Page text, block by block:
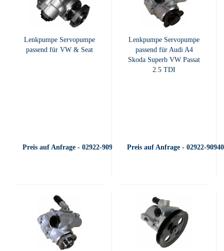
Lenkpumpe Servopumpe
passend für VW & Seat
Preis auf Anfrage - 02922-909400
Lenkpumpe Servopumpe
passend für Audi A4
Skoda Superb VW Passat
2.5 TDI
Preis auf Anfrage - 02922-